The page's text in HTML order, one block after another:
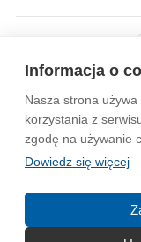
Informacja o
Nasza strona
korzystania z
zgodę na używanie
Dowiedz się więcej
Wytyczne dla
Reklama